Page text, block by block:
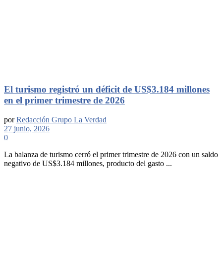
El turismo registró un déficit de US$3.184 millones
en el primer trimestre de 2026
por Redacción Grupo La Verdad
27 junio, 2026
0
La balanza de turismo cerró el primer trimestre de 2026 con un saldo
negativo de US$3.184 millones, producto del gasto ...